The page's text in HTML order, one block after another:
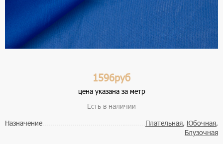
1596руб
цена указана за метр
Есть в наличии
Назначение
Плательная, Юбочная,
Блузочная